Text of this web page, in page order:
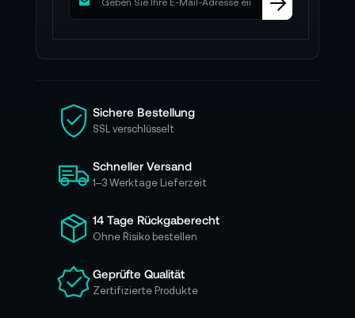
d
i
e
s
c
h
ü
r
u
e
Sichere Bestellung
SSL verschlüsselt
Schneller Versand
1–3 Werktage Lieferzeit
14 Tage Rückgaberecht
Ohne Risiko bestellen
Geprüfte Qualität
Zertifizierte Produkte